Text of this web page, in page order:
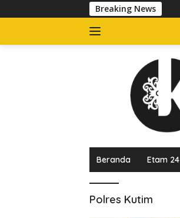
ke
Breaking News
Beranda Etam 24
Polres Kutim